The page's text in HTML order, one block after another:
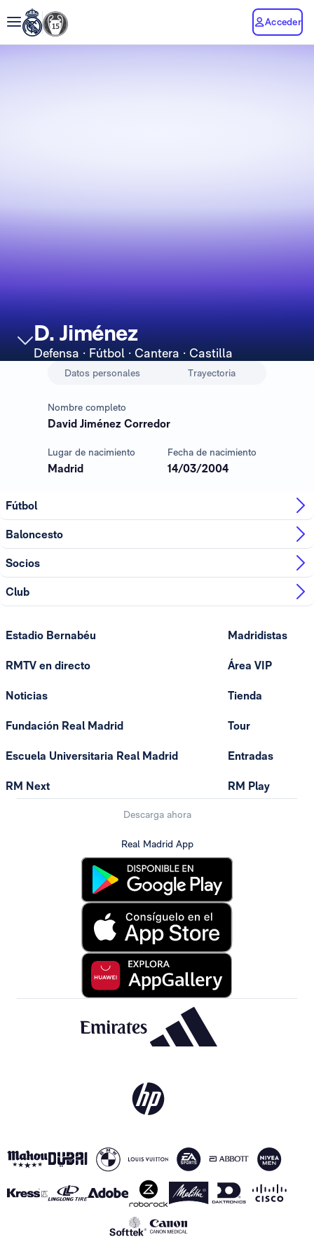
Acceder
D. Jiménez
Defensa · Fútbol · Cantera · Castilla
Datos personales Trayectoria
Nombre completo
David Jiménez Corredor
Lugar de nacimiento
Madrid
Fecha de nacimiento
14/03/2004
Fútbol
Baloncesto
Socios
Club
Estadio Bernabéu
RMTV en directo
Noticias
Fundación Real Madrid
Escuela Universitaria Real Madrid
RM Next
Madridistas
Área VIP
Tienda
Tour
Entradas
RM Play
Descarga ahora
Real Madrid App